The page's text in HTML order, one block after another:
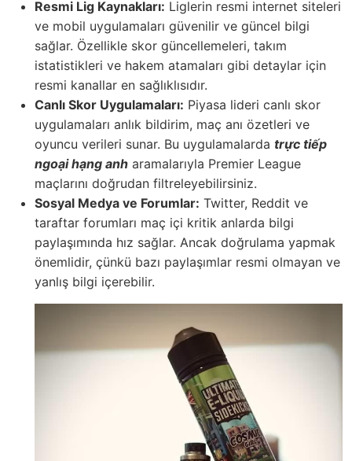
Resmi Lig Kaynakları: Liglerin resmi internet siteleri
ve mobil uygulamaları güvenilir ve güncel bilgi
sağlar. Özellikle skor güncellemeleri, takım
istatistikleri ve hakem atamaları gibi detaylar için
resmi kanallar en sağlıklısıdır.
Canlı Skor Uygulamaları: Piyasa lideri canlı skor
uygulamaları anlık bildirim, maç anı özetleri ve
oyuncu verileri sunar. Bu uygulamalarda trực tiếp
ngoại hạng anh aramalarıyla Premier League
maçlarını doğrudan filtreleyebilirsiniz.
Sosyal Medya ve Forumlar: Twitter, Reddit ve
taraftar forumları maç içi kritik anlarda bilgi
paylaşımında hız sağlar. Ancak doğrulama yapmak
önemlidir, çünkü bazı paylaşımlar resmi olmayan ve
yanlış bilgi içerebilir.